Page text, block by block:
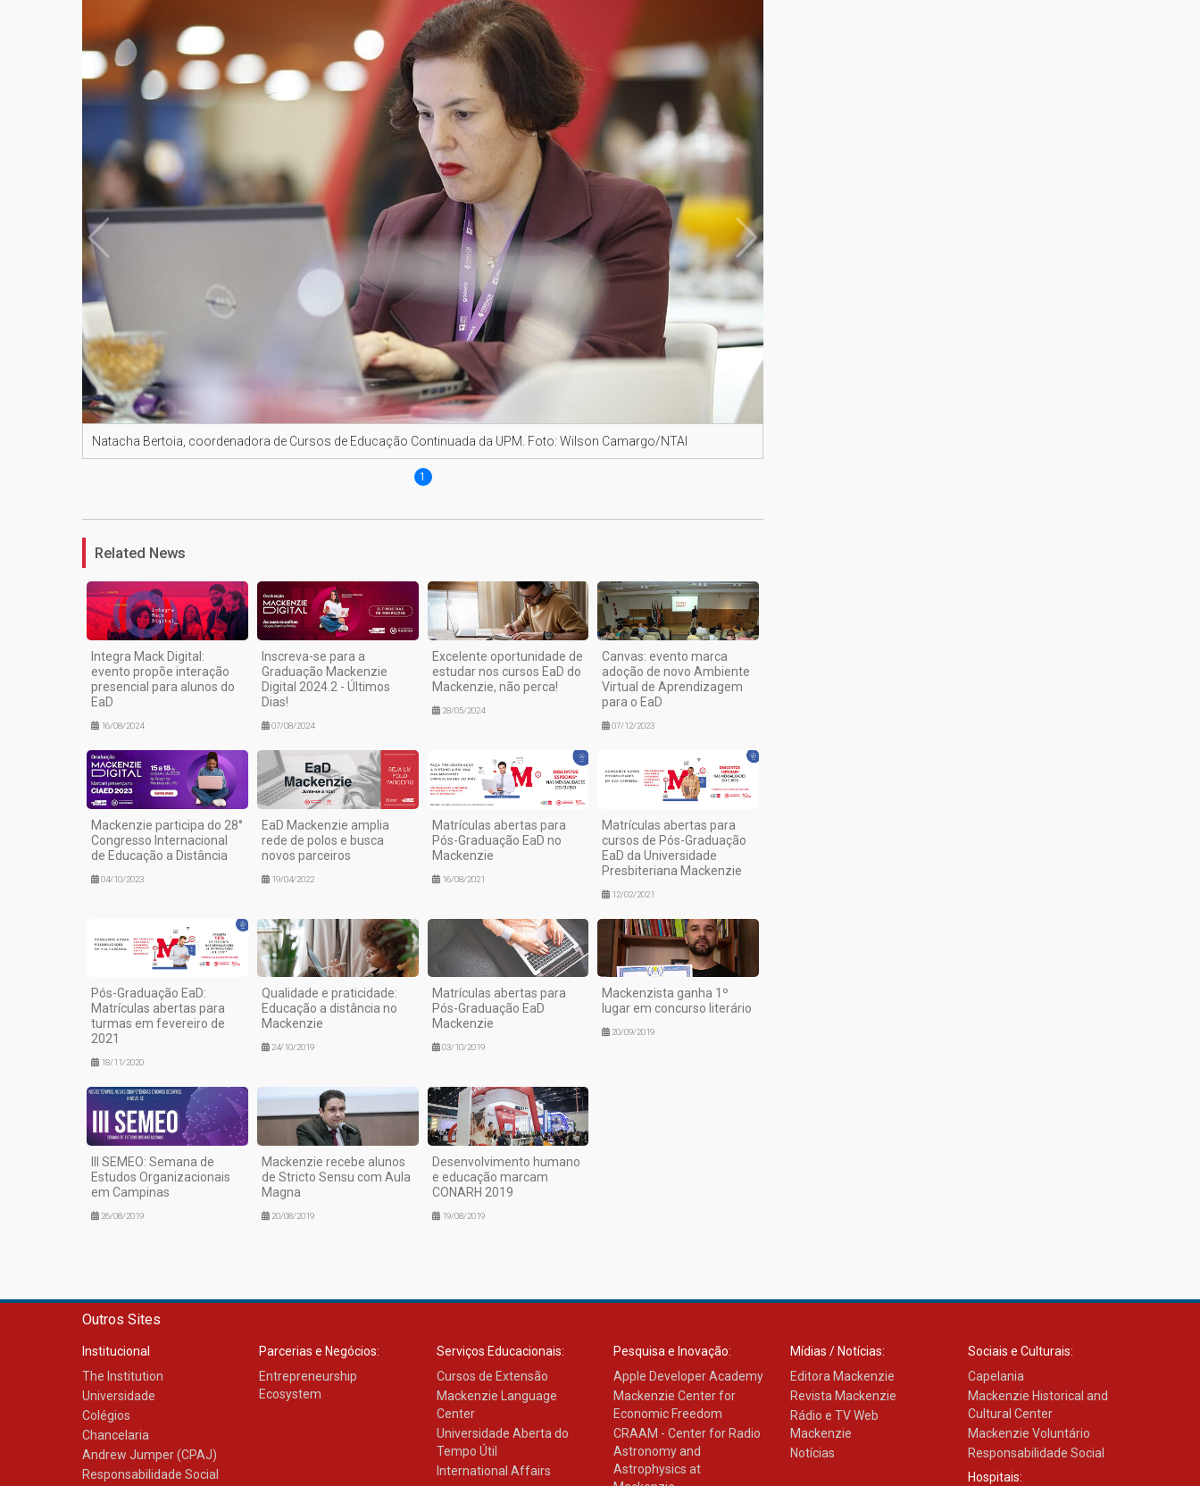
Natacha Bertoia, coordenadora de Cursos de Educação Continuada da UPM. Foto: Wilson Camargo/NTAI
1
Related News
Integra Mack Digital:
evento propõe interação
presencial para alunos do
EaD
16/08/2024
Inscreva-se para a
Graduação Mackenzie
Digital 2024.2 - Últimos
Dias!
07/08/2024
Excelente oportunidade de
estudar nos cursos EaD do
Mackenzie, não perca!
28/05/2024
Canvas: evento marca
adoção de novo Ambiente
Virtual de Aprendizagem
para o EaD
07/12/2023
Mackenzie participa do 28°
Congresso Internacional
de Educação a Distância
04/10/2023
EaD Mackenzie amplia
rede de polos e busca
novos parceiros
19/04/2022
Matrículas abertas para
Pós-Graduação EaD no
Mackenzie
16/08/2021
Matrículas abertas para
cursos de Pós-Graduação
EaD da Universidade
Presbiteriana Mackenzie
12/02/2021
Pós-Graduação EaD:
Matrículas abertas para
turmas em fevereiro de
2021
18/11/2020
Qualidade e praticidade:
Educação a distância no
Mackenzie
24/10/2019
Matrículas abertas para
Pós-Graduação EaD
Mackenzie
03/10/2019
Mackenzista ganha 1º
lugar em concurso literário
20/09/2019
III SEMEO: Semana de
Estudos Organizacionais
em Campinas
26/08/2019
Mackenzie recebe alunos
de Stricto Sensu com Aula
Magna
20/08/2019
Desenvolvimento humano
e educação marcam
CONARH 2019
19/08/2019
Outros Sites
Institucional
The Institution
Universidade
Colégios
Chancelaria
Andrew Jumper (CPAJ)
Responsabilidade Social
Parcerias e Negócios:
Entrepreneurship
Ecosystem
Serviços Educacionais:
Cursos de Extensão
Mackenzie Language
Center
Universidade Aberta do
Tempo Útil
International Affairs
Pesquisa e Inovação:
Apple Developer Academy
Mackenzie Center for
Economic Freedom
CRAAM - Center for Radio
Astronomy and
Astrophysics at
Mídias / Notícias:
Editora Mackenzie
Revista Mackenzie
Rádio e TV Web
Mackenzie
Notícias
Sociais e Culturais:
Capelania
Mackenzie Historical and
Cultural Center
Mackenzie Voluntário
Responsabilidade Social
Hospitais: